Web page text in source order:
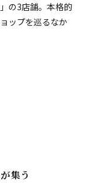
の3店舗。本格的
ップを巡るなか
集う